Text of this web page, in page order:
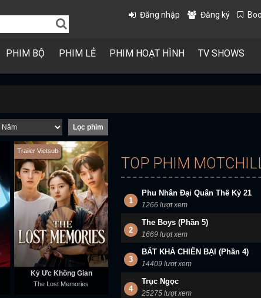
Đăng nhập Đăng ký
PHIM BỘ PHIM LẺ PHIM HOẠT HÌNH TV SHOWS
Trailer Vietsub
Ký Ức Không Gian
The Lost Memories
TOP PHIM
1
Phu Nhân Đại Quân Thế Kỷ 21
1266 lượt xem
2
The Boys (Phần 5)
1669 lượt xem
3
BẤT KHẢ CHIẾN BẠI (Phần 4)
14409 lượt xem
4
Trục Ngọc
25275 lượt xem